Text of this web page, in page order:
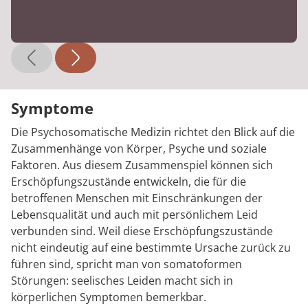
Symptome
Die Psychosomatische Medizin richtet den Blick auf die
Zusammenhänge von Körper, Psyche und soziale
Faktoren. Aus diesem Zusammenspiel können sich
Erschöpfungszustände entwickeln, die für die
betroffenen Menschen mit Einschränkungen der
Lebensqualität und auch mit persönlichem Leid
verbunden sind. Weil diese Erschöpfungszustände
nicht eindeutig auf eine bestimmte Ursache zurück zu
führen sind, spricht man von somatoformen
Störungen: seelisches Leiden macht sich in
körperlichen Symptomen bemerkbar.